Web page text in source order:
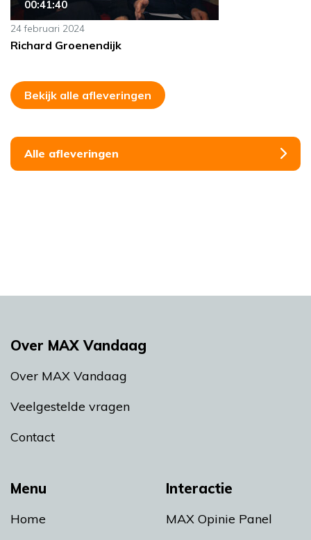
00:41:40
24 februari 2024
Richard Groenendijk
Bekijk alle afleveringen
Alle afleveringen
Menu
Home
Interactie
MAX Opinie Panel
Over MAX Vandaag
Over MAX Vandaag
Veelgestelde vragen
Contact